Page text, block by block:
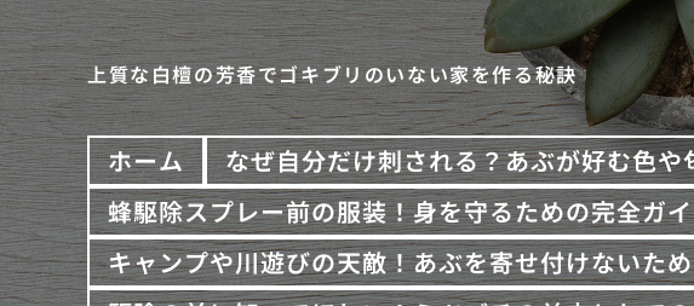
上質な白檀の芳香でゴキブリのいない家を作る秘訣
ホーム
なぜ自分だけ刺される？あぶが好む色や
蜂駆除スプレー前の服装！身を守るための完全ガ
キャンプや川遊びの天敵！あぶを寄せ付けないた